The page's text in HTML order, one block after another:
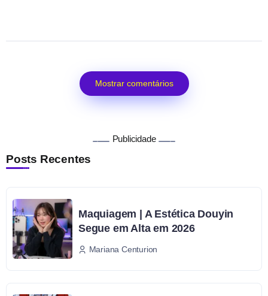
Mostrar comentários
Publicidade
Posts Recentes
Maquiagem | A Estética Douyin
Segue em Alta em 2026
Mariana Centurion